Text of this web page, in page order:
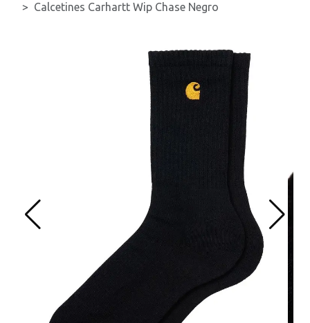
Calcetines Carhartt Wip Chase Negro